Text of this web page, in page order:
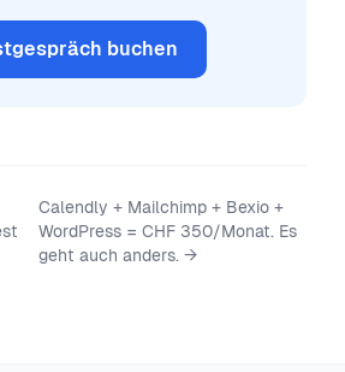
buchen
Calendly + Mailchimp + Bexio +
WordPress = CHF 350/Monat. Es
geht auch anders. →